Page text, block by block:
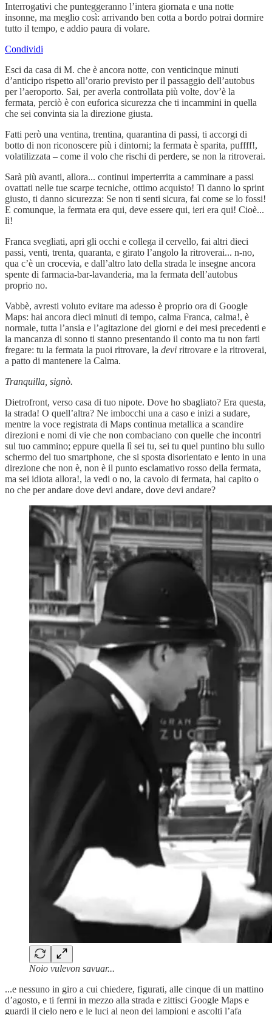
Interrogativi che punteggeranno l’intera giornata e una notte
insonne, ma meglio così: arrivando ben cotta a bordo potrai dormire
tutto il tempo, e addio paura di volare.
Condividi
Esci da casa di M. che è ancora notte, con venticinque minuti
d’anticipo rispetto all’orario previsto per il passaggio dell’autobus
per l’aeroporto. Sai, per averla controllata più volte, dov’è la
fermata, perciò è con euforica sicurezza che ti incammini in quella
che sei convinta sia la direzione giusta.
Fatti però una ventina, trentina, quarantina di passi, ti accorgi di
botto di non riconoscere più i dintorni; la fermata è sparita, puffff!,
volatilizzata – come il volo che rischi di perdere, se non la ritroverai.
Sarà più avanti, allora... continui imperterrita a camminare a passi
ovattati nelle tue scarpe tecniche, ottimo acquisto! Ti danno lo sprint
giusto, ti danno sicurezza: Se non ti senti sicura, fai come se lo fossi!
E comunque, la fermata era qui, deve essere qui, ieri era qui! Cioè...
lì!
Franca svegliati, apri gli occhi e collega il cervello, fai altri dieci
passi, venti, trenta, quaranta, e girato l’angolo la ritroverai... n-no,
qua c’è un crocevia, e dall’altro lato della strada le insegne ancora
spente di farmacia-bar-lavanderia, ma la fermata dell’autobus
proprio no.
Vabbè, avresti voluto evitare ma adesso è proprio ora di Google
Maps: hai ancora dieci minuti di tempo, calma Franca, calma!, è
normale, tutta l’ansia e l’agitazione dei giorni e dei mesi precedenti e
la mancanza di sonno ti stanno presentando il conto ma tu non farti
fregare: tu la fermata la puoi ritrovare, la devi ritrovare e la ritroverai,
a patto di mantenere la Calma.
Tranquilla, signò.
Dietrofront, verso casa di tuo nipote. Dove ho sbagliato? Era questa,
la strada! O quell’altra? Ne imbocchi una a caso e inizi a sudare,
mentre la voce registrata di Maps continua metallica a scandire
direzioni e nomi di vie che non combaciano con quelle che incontri
sul tuo cammino; eppure quella lì sei tu, sei tu quel puntino blu sullo
schermo del tuo smartphone, che si sposta disorientato e lento in una
direzione che non è, non è il punto esclamativo rosso della fermata,
ma sei idiota allora!, la vedi o no, la cavolo di fermata, hai capito o
no che per andare dove devi andare, dove devi andare?
Noio vulevon savuar...
...e nessuno in giro a cui chiedere, figurati, alle cinque di un mattino
d’agosto, e ti fermi in mezzo alla strada e zittisci Google Maps e
guardi il cielo nero e le luci al neon dei lampioni e ascolti l’afa